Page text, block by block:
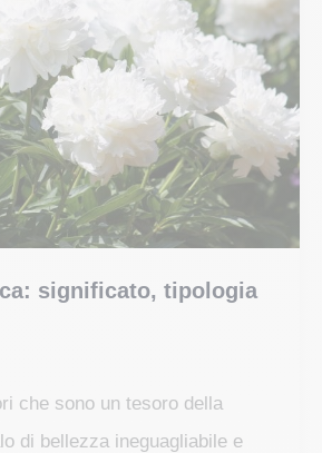
significato, tipologia
che sono un tesoro della
di bellezza ineguagliabile e